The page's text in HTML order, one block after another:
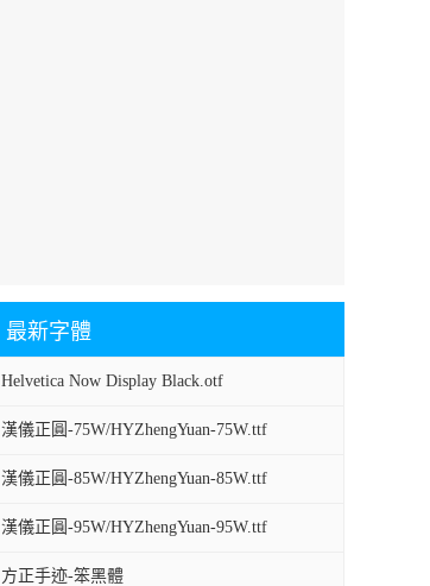
最新字體
Helvetica Now Display Black.otf
漢儀正圓-75W/HYZhengYuan-75W.ttf
漢儀正圓-85W/HYZhengYuan-85W.ttf
漢儀正圓-95W/HYZhengYuan-95W.ttf
方正手迹-笨黑體